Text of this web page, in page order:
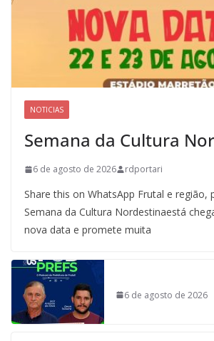
NOTICIAS
Semana da Cultura
6 de agosto de 2026 rdportari
Share this on WhatsApp Frutal e região,
Semana da Cultura Nordestinaestá
nova data e promete muita
6 de agosto de 2026